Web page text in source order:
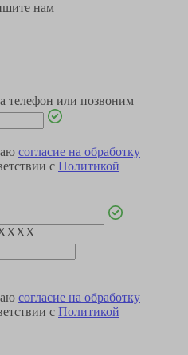
нам
телефон или позвоним
согласие на обработку
с Политикой
согласие на обработку
с Политикой